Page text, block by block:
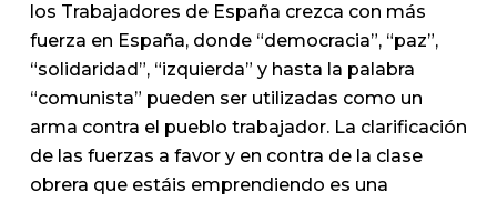
los Trabajadores de España crezca con más
fuerza en España, donde “democracia”, “paz”,
“solidaridad”, “izquierda” y hasta la palabra
“comunista” pueden ser utilizadas como un
arma contra el pueblo trabajador. La clarificación
de las fuerzas a favor y en contra de la clase
obrera que estáis emprendiendo es una